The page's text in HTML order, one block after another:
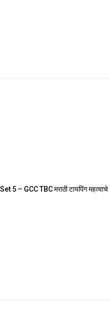
Set 5 – GCC TBC मराठी टायपिंग